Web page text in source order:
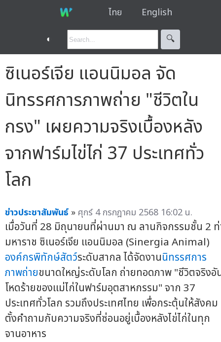
ไทย English
◐ 🔍︎
ซิเนอร์เจีย แอนนิมอล จัด
นิทรรศการภาพถ่าย "ชีวิตใน
กรง" เผยความจริงเบื้องหลัง
จากฟาร์มไข่ไก่ 37 ประเทศทั่ว
โลก
ข่าวประชาสัมพันธ์ » ศุกร์ 4 กรกฎาคม 2568 16:02 น.
เมื่อวันที่ 28 มิถุนายนที่ผ่านมา ณ ลานกิจกรรมชั้น 2
มหาราช ซิเนอร์เจีย แอนนิมอล (Sinergia Animal)
องค์กรพิทักษ์สัตว์ระดับสากล ได้จัดงานนิทรรศการ
ภาพถ่ายขนาดใหญ่ระดับโลก ถ่ายทอดภาพ "ชีวิตจริงอั
โหดร้ายของแม่ไก่ในฟาร์มอุตสาหกรรม" จาก 37
ประเทศทั่วโลก รวมถึงประเทศไทย เพื่อกระตุ้นให้สังคม
ตั้งคำถามกับความจริงที่ซ่อนอยู่เบื้องหลังไข่ไก่ในทุก
จานอาหาร